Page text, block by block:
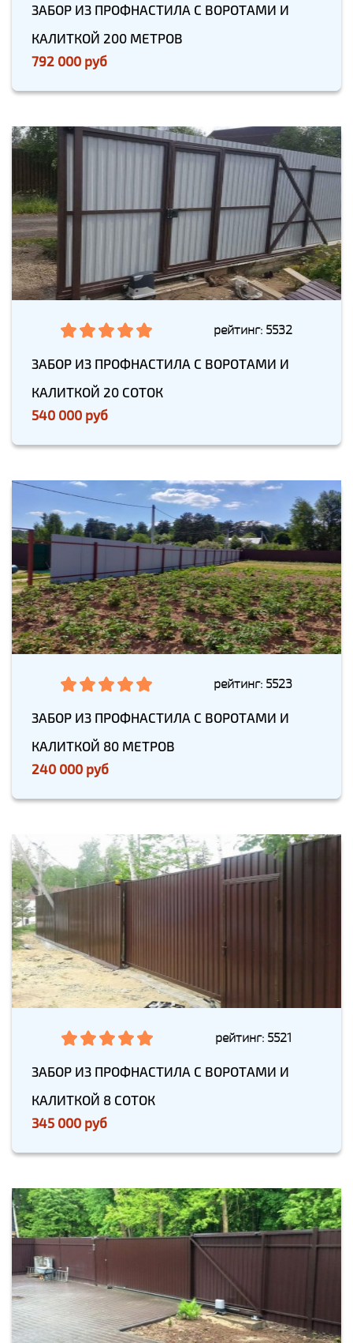
ЗАБОР ИЗ ПРОФНАСТИЛА С ВОРОТАМИ И
КАЛИТКОЙ 200 МЕТРОВ
792 000 руб
рейтинг: 5532
ЗАБОР ИЗ ПРОФНАСТИЛА С ВОРОТАМИ И
КАЛИТКОЙ 20 СОТОК
540 000 руб
рейтинг: 5523
ЗАБОР ИЗ ПРОФНАСТИЛА С ВОРОТАМИ И
КАЛИТКОЙ 80 МЕТРОВ
240 000 руб
рейтинг: 5521
ЗАБОР ИЗ ПРОФНАСТИЛА С ВОРОТАМИ И
КАЛИТКОЙ 8 СОТОК
345 000 руб